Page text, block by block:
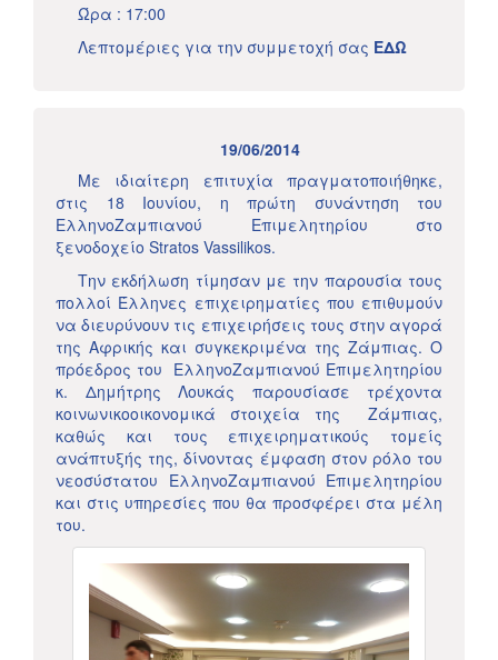
Ώρα : 17:00
Λεπτομέριες για την συμμετοχή σας ΕΔΩ
19/06/2014
Με ιδιαίτερη επιτυχία πραγματοποιήθηκε,
στις 18 Ιουνίου, η πρώτη συνάντηση του
ΕλληνοΖαμπιανού Επιμελητηρίου στο
ξενοδοχείο Stratos Vassilikos.
Την εκδήλωση τίμησαν με την παρουσία τους
πολλοί Έλληνες επιχειρηματίες που επιθυμούν
να διευρύνουν τις επιχειρήσεις τους στην αγορά
της Αφρικής και συγκεκριμένα της Ζάμπιας. Ο
πρόεδρος του ΕλληνοΖαμπιανού Επιμελητηρίου
κ. Δημήτρης Λουκάς παρουσίασε τρέχοντα
κοινωνικοοικονομικά στοιχεία της Ζάμπιας,
καθώς και τους επιχειρηματικούς τομείς
ανάπτυξής της, δίνοντας έμφαση στον ρόλο του
νεοσύστατου ΕλληνοΖαμπιανού Επιμελητηρίου
και στις υπηρεσίες που θα προσφέρει στα μέλη
του.